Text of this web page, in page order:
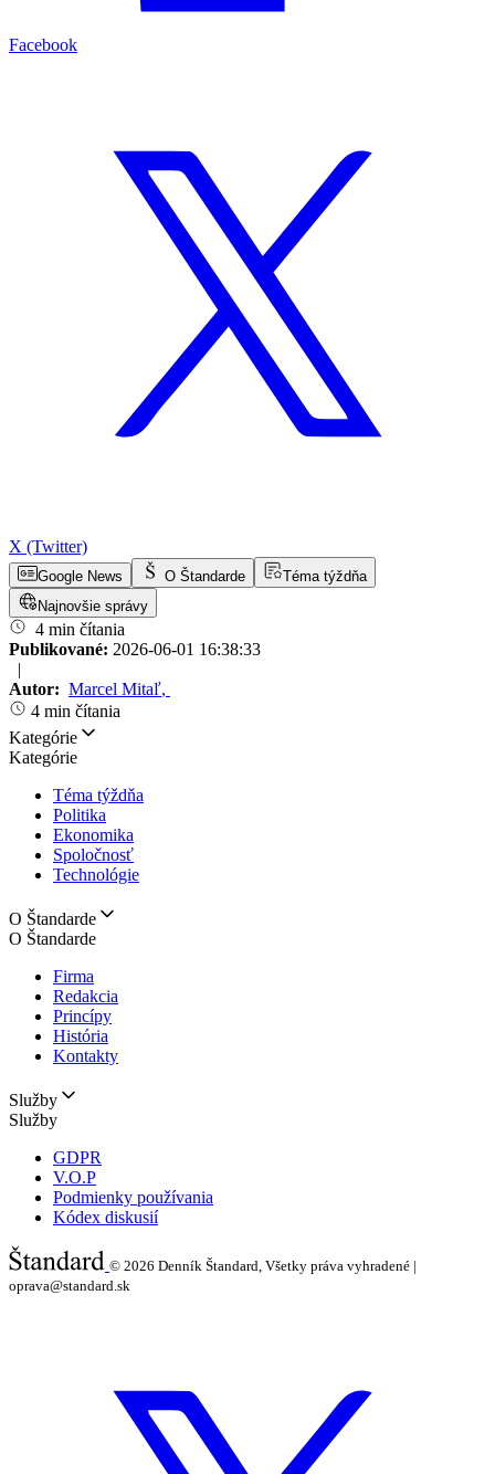
Facebook
X (Twitter)
Google News O Štandarde
Téma týždňa
Najnovšie správy
4 min čítania
Publikované: 2026-06-01 16:38:33
|
Autor: Marcel Mitaľ,
4 min čítania
Kategórie
Kategórie
Téma týždňa
Politika
Ekonomika
Spoločnosť
Technológie
O Štandarde
O Štandarde
Firma
Redakcia
Princípy
História
Kontakty
Služby
Služby
GDPR
V.O.P
Podmienky používania
Kódex diskusií
© 2026 Denník Štandard, Všetky práva vyhradené |
oprava@standard.sk